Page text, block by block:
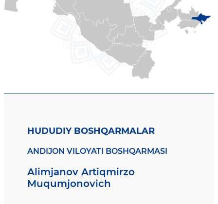
HUDUDIY BOSHQARMALAR
ANDIJON VILOYATI BOSHQARMASI
Alimjanov Artiqmirzo
Muqumjonovich